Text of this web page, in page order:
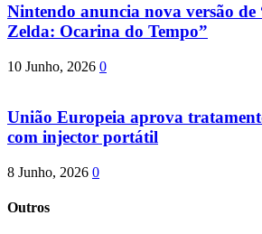
Nintendo anuncia nova versão de
Zelda: Ocarina do Tempo”
10 Junho, 2026 0
União Europeia aprova
com injector portátil
8 Junho, 2026 0
Outros